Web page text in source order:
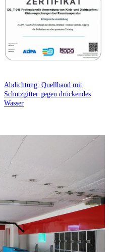
Abdichtung: Quellband mit
Schutzgitter gegen drückendes
Wasser